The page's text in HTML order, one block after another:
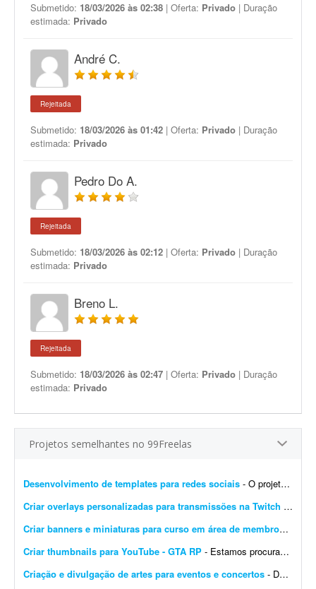
Submetido: 18/03/2026 às 02:38 | Oferta: Privado | Duração
estimada: Privado
André C.
Rejeitada
Submetido: 18/03/2026 às 01:42 | Oferta: Privado | Duração
estimada: Privado
Pedro Do A.
Rejeitada
Submetido: 18/03/2026 às 02:12 | Oferta: Privado | Duração
estimada: Privado
Breno L.
Rejeitada
Submetido: 18/03/2026 às 02:47 | Oferta: Privado | Duração
estimada: Privado
Projetos semelhantes no 99Freelas
Desenvolvimento de templates para redes sociais - O projeto consiste em: Dar continuidade a uma identidade visual já existente (logotipo, paleta e tipografia já estão prontos). Já possuem brand kit pronto e a demo da p...
Criar overlays personalizadas para transmissões na Twitch
Criar banners e miniaturas para curso em área de membros
-
Criar thumbnails para YouTube - GTA RP - Estamos procurando um(a) designer de thumbnails experiente e criativo(a) para fazer parte da nossa equipe! Buscamos alguém que já tenha experiência com conteúdo de games...
Criação e divulgação de artes para eventos e concertos - Dar visibilidade por meio de publicidade, marketing, imagens 4D, propagandas, digitações, criação de logotipos e artes em geral. O objetivo é inovar na forma com...